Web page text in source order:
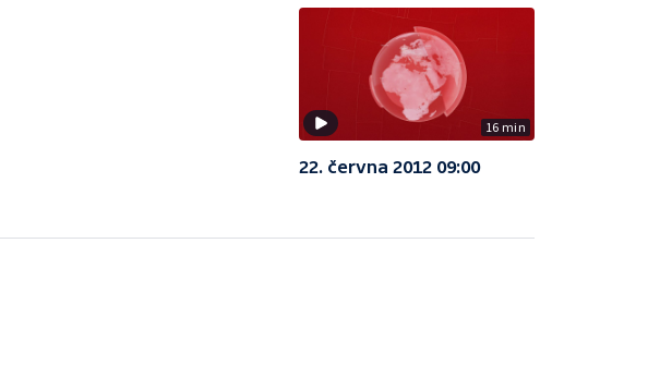
16 min
22. června 2012 09:00